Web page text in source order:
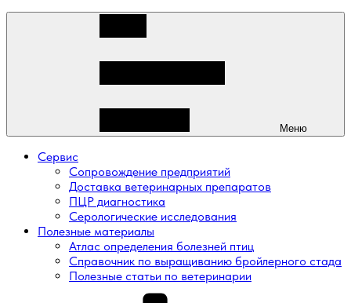
Меню
Сервис
Сопровождение предприятий
Доставка ветеринарных препаратов
ПЦР диагностика
Серологические исследования
Полезные материалы
Атлас определения болезней птиц
Справочник по выращиванию бройлерного стада
Полезные статьи по ветеринарии